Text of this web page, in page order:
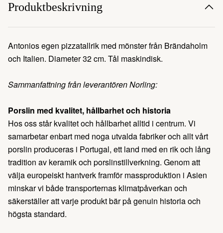
Produktbeskrivning
Antonios egen pizzatallrik med mönster från Brändaholm
och Italien. Diameter 32 cm. Tål maskindisk.
Sammanfattning från leverantören Norling:
Porslin med kvalitet, hållbarhet och historia
Hos oss står kvalitet och hållbarhet alltid i centrum. Vi
samarbetar enbart med noga utvalda fabriker och allt vårt
porslin produceras i Portugal, ett land med en rik och lång
tradition av keramik och porslinstillverkning. Genom att
välja europeiskt hantverk framför massproduktion i Asien
minskar vi både transporternas klimatpåverkan och
säkerställer att varje produkt bär på genuin historia och
högsta standard.